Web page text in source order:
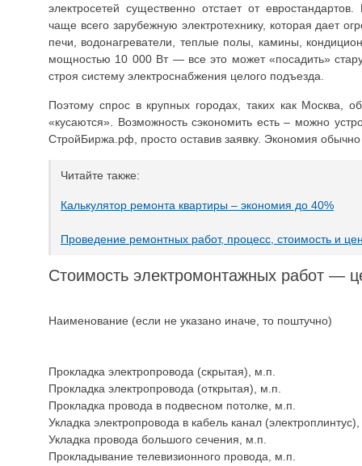
электросетей существенно отстает от
чаще всего зарубежную электротехнику, которая дает
печи, водонагреватели, теплые полы, камины,
мощностью 10 000 Вт — все это может «посадить»
строя систему электроснабжения целого подъезда.
Поэтому спрос в крупных городах, таких как Москва,
«кусаются». Возможность сэкономить есть – можно
СтройБиржа.рф, просто оставив заявку. Экономия обычно
Читайте также:
Калькулятор ремонта квартиры – экономия до 40%
Проведение ремонтных работ, процесс, стоимость и
Стоимость электромонтажных работ —
Наименование (если не указано иначе, то поштучно)
Прокладка электропровода (скрытая), м.п.
Прокладка электропровода (открытая), м.п.
Прокладка провода в подвесном потолке, м.п.
Укладка электропровода в кабель канал
Укладка провода большого сечения, м.п.
Прокладывание телевизионного провода, м.п.